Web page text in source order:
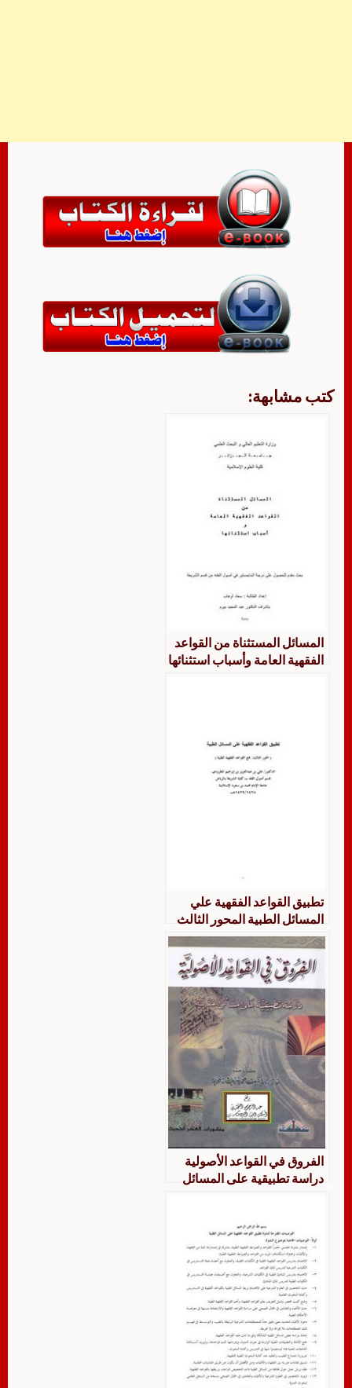
كتب مشابهة:
المسائل المستثناة من القواعد
الفقهية العامة وأسباب استثنائها
تطبيق القواعد الفقهية علي
المسائل الطبية المحور الثالث
جمع القواعد الفقهية الطبية
الفروق في القواعد الأصولية
دراسة تطبيقية على المسائل